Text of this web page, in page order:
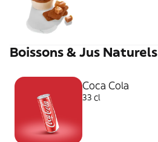
Boissons & Jus Naturels
Coca Cola
33 cl